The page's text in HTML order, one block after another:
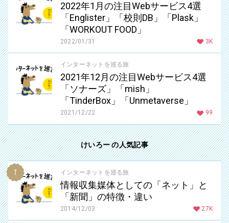
2022年1月の注目Webサービス4選
「Englister」「校則DB」「Plask」
「WORKOUT FOOD」
2022/01/31 3K
インターネットを巡る旅
2021年12月の注目Webサービス4選
「ソナーズ」「mish」
「TinderBox」「Unmetaverse」
2021/12/22 99
けいろー の人気記事
インターネットを巡る旅
情報収集媒体としての「ネット」と
「新聞」の特徴・違い
2014/12/03 27K